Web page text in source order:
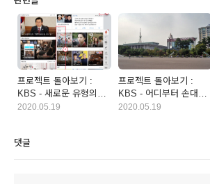
프로젝트 돌아보기 :
KBS - 새로운 유형의
문제 (02)
2020.05.19
프로젝트 돌아보기 :
KBS - 어디부터 손대야
하지? (01)
2020.05.19
댓글